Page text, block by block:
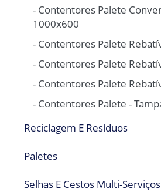
- Contentores Palete
1000x600
- Contentores Palete
- Contentores Palete
- Contentores Palete
- Contentores Palete -
Reciclagem E Resíduos
Paletes
Selhas E Cestos Multi-Serviços